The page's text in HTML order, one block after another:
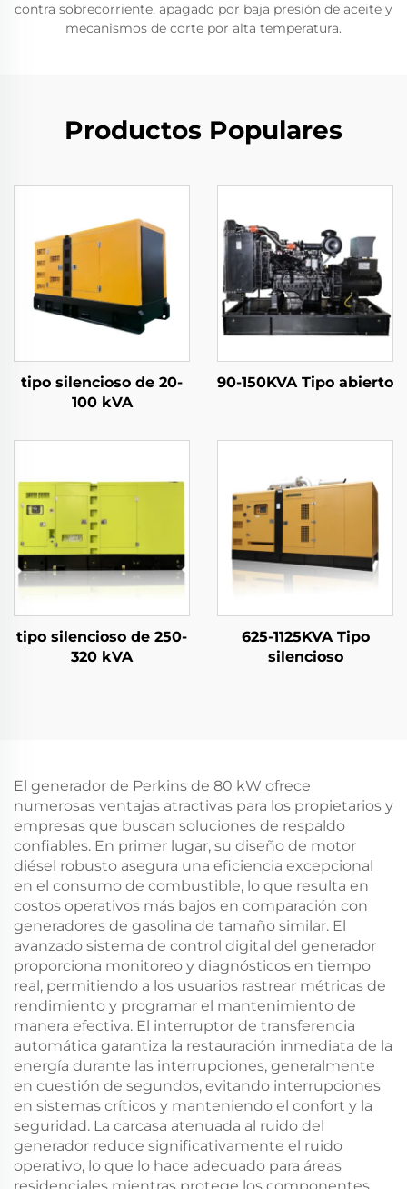
contra sobrecorriente, apagado por baja presión de aceite y
mecanismos de corte por alta temperatura.
Productos Populares
tipo silencioso de 20-
100 kVA
90-150KVA Tipo abierto
tipo silencioso de 250-
320 kVA
625-1125KVA Tipo
silencioso
El generador de Perkins de 80 kW ofrece
numerosas ventajas atractivas para los propietarios y
empresas que buscan soluciones de respaldo
confiables. En primer lugar, su diseño de motor
diésel robusto asegura una eficiencia excepcional
en el consumo de combustible, lo que resulta en
costos operativos más bajos en comparación con
generadores de gasolina de tamaño similar. El
avanzado sistema de control digital del generador
proporciona monitoreo y diagnósticos en tiempo
real, permitiendo a los usuarios rastrear métricas de
rendimiento y programar el mantenimiento de
manera efectiva. El interruptor de transferencia
automática garantiza la restauración inmediata de la
energía durante las interrupciones, generalmente
en cuestión de segundos, evitando interrupciones
en sistemas críticos y manteniendo el confort y la
seguridad. La carcasa atenuada al ruido del
generador reduce significativamente el ruido
operativo, lo que lo hace adecuado para áreas